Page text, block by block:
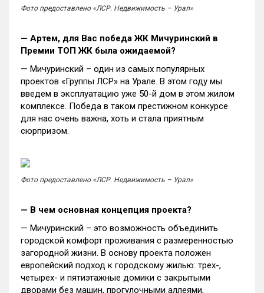
Фото предоставлено «ЛСР. Недвижимость – Урал»
— Артем, для Вас победа ЖК Мичуринский в
Премии ТОП ЖК была ожидаемой?
— Мичуринский – один из самых популярных
проектов «Группы ЛСР» на Урале. В этом году мы
введем в эксплуатацию уже 50-й дом в этом жилом
комплексе. Победа в таком престижном конкурсе
для нас очень важна, хоть и стала приятным
сюрпризом.
Фото предоставлено «ЛСР. Недвижимость – Урал»
— В чем основная концепция проекта?
— Мичуринский – это возможность объединить
городской комфорт проживания с размеренностью
загородной жизни. В основу проекта положен
европейский подход к городскому жилью: трех-,
четырех- и пятиэтажные домики с закрытыми
дворами без машин, прогулочными аллеями,